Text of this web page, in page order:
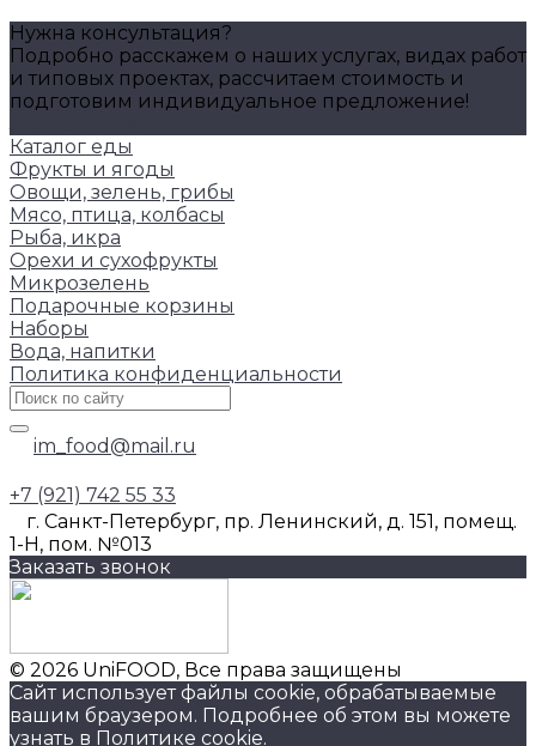
Нужна консультация?
Подробно расскажем о наших услугах, видах работ
и типовых проектах, рассчитаем стоимость и
подготовим индивидуальное предложение!
Каталог еды
Фрукты и ягоды
Овощи, зелень, грибы
Мясо, птица, колбасы
Рыба, икра
Орехи и сухофрукты
Микрозелень
Подарочные корзины
Наборы
Вода, напитки
Политика конфиденциальности
im_food@mail.ru
+7 (921) 742 55 33
г. Санкт-Петербург, пр. Ленинский, д. 151, помещ.
1-Н, пом. №013
Заказать звонок
© 2026 UniFOOD, Все права защищены
Сайт использует файлы cookie, обрабатываемые
вашим браузером. Подробнее об этом вы можете
узнать в Политике cookie.